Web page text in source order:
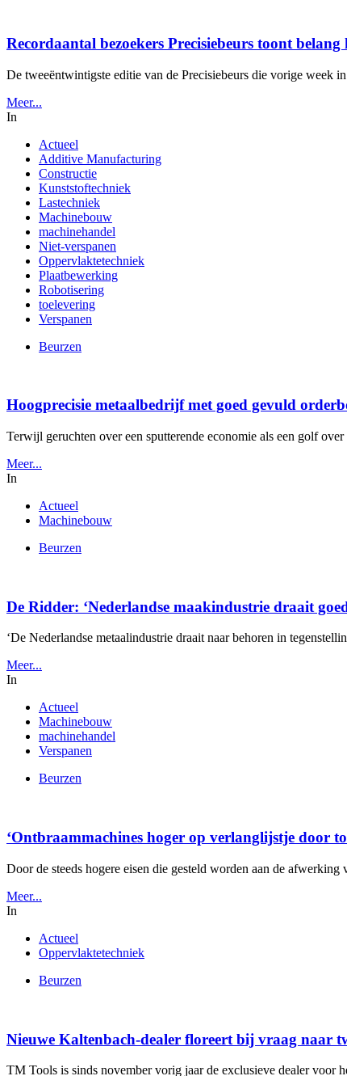
Recordaantal bezoekers Precisiebeurs toont
De tweeëntwintigste editie van de Precisiebeurs die vorige week
Meer...
In
Actueel
Additive Manufacturing
Constructie
Kunststoftechniek
Lastechniek
Machinebouw
machinehandel
Niet-verspanen
Oppervlaktetechniek
Plaatbewerking
Robotisering
toelevering
Verspanen
Beurzen
Hoogprecisie metaalbedrijf met goed gevuld
Terwijl geruchten over een sputterende economie als een golf
Meer...
In
Actueel
Machinebouw
Beurzen
De Ridder: ‘Nederlandse maakindustrie draait
‘De Nederlandse metaalindustrie draait naar behoren in
Meer...
In
Actueel
Machinebouw
machinehandel
Verspanen
Beurzen
‘Ontbraammachines hoger op verlanglijstje door
Door de steeds hogere eisen die gesteld worden aan de
Meer...
In
Actueel
Oppervlaktetechniek
Beurzen
Nieuwe Kaltenbach-dealer floreert bij vraag naar
TM Tools is sinds november vorig jaar de exclusieve dealer